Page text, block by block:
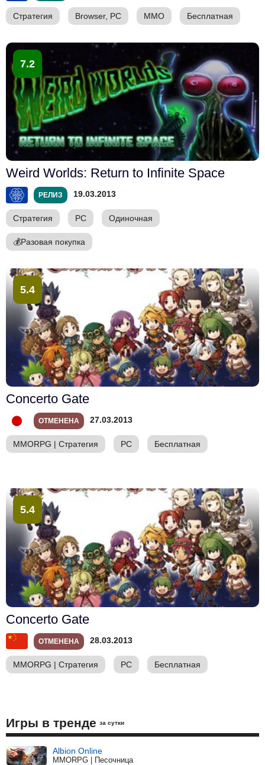
Стратегия Browser, PC ММО Бесплатная
7.2
Weird Worlds: Return to Infinite Space
РЕЛИЗ 19.03.2013
Стратегия PC Одиночная
💰Разовая покупка
5.4
Concerto Gate
ОТМЕНЕНА 27.03.2013
MMORPG | Стратегия PC Бесплатная
5.4
Concerto Gate
ОТМЕНЕНА 28.03.2013
MMORPG | Стратегия PC Бесплатная
Игры в тренде за сутки
Albion Online
MMORPG | Песочница